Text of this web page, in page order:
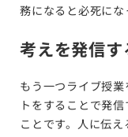
務になると必死にな
考えを発信
もう一つライブ授
トをすることで発
ことです。人に伝